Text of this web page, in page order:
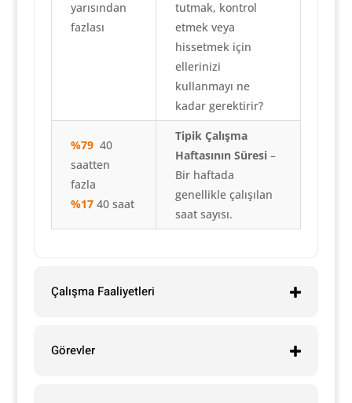
yarısından
fazlası
tutmak, kontrol
etmek veya
hissetmek için
ellerinizi
kullanmayı ne
kadar gerektirir?
%79 40
saatten
fazla
%17 40 saat
Tipik Çalışma
Haftasının Süresi–
Bir haftada
genellikle çalışılan
saat sayısı.
Çalışma Faaliyetleri
Görevler